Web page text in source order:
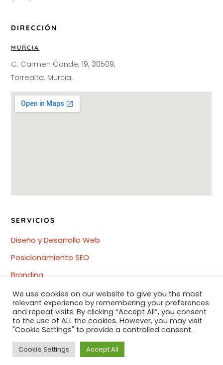
DIRECCIÓN
MURCIA
C. Carmen Conde, 19, 30509,
Torrealta, Murcia.
SERVICIOS
Diseño y Desarrollo Web
Posicionamiento SEO
Branding
Redes Sociales
Diseño gráfico
© 2024 Agencia Vitamin. Todos los derechos reservados.
We use cookies on our website to give you the most
relevant experience by remembering your preferences
and repeat visits. By clicking “Accept All”, you consent
to the use of ALL the cookies. However, you may visit
"Cookie Settings" to provide a controlled consent.
Cookie Settings Accept All